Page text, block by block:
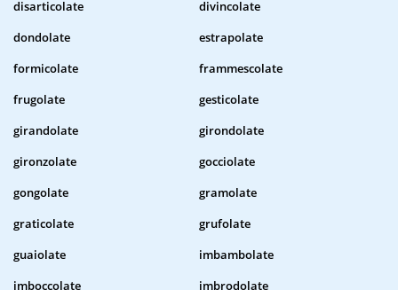
disarticolate
divincolate
dondolate
estrapolate
formicolate
frammescolate
frugolate
gesticolate
girandolate
girondolate
gironzolate
gocciolate
gongolate
gramolate
graticolate
grufolate
guaiolate
imbambolate
imboccolate
imbrodolate